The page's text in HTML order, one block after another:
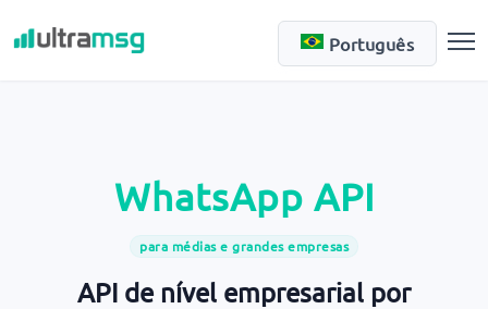
Português
WhatsApp API
para médias e grandes empresas
API de nível empresarial por